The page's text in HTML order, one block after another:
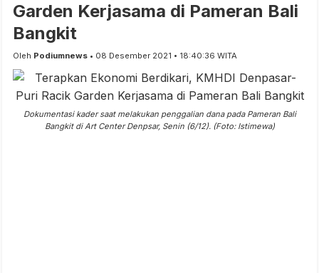
Garden Kerjasama di Pameran Bali
Bangkit
Oleh Podiumnews • 08 Desember 2021 • 18:40:36 WITA
Dokumentasi kader saat melakukan penggalian dana pada Pameran Bali
Bangkit di Art Center Denpsar, Senin (6/12). (Foto: Istimewa)